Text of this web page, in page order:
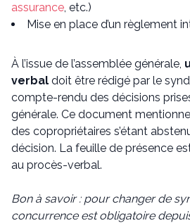
assurance, etc.)
Mise en place d’un règlement
À l’issue de l’assemblée générale,
verbal doit être rédigé par le
compte-rendu des décisions
générale. Ce document
des copropriétaires s’étant
décision. La feuille de présence
au procès-verbal.
Bon à savoir : pour changer de
concurrence est obligatoire depuis